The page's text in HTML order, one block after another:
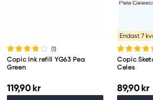
(1)
Copic Ink refill YG63 Pea
Green
119,90 kr
Endast 7
Copic
Celes
89,90 kr